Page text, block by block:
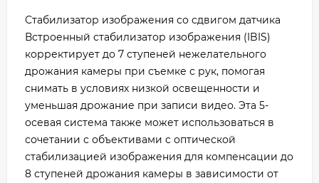
Стабилизатор изображения со сдвигом датчика
Встроенный стабилизатор изображения (IBIS)
корректирует до 7 ступеней нежелательного
дрожания камеры при съемке с рук, помогая
снимать в условиях низкой освещенности и
уменьшая дрожание при записи видео. Эта 5-
осевая система также может использоваться в
сочетании с объективами с оптической
стабилизацией изображения для компенсации до
8 ступеней дрожания камеры в зависимости от